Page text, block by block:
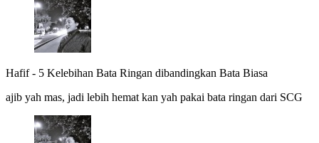
Hafif- 5 Kelebihan Bata Ringan dibandingkan Bata Biasa
ajib yah mas, jadi lebih hemat kan yah pakai bata ringan dari SCG